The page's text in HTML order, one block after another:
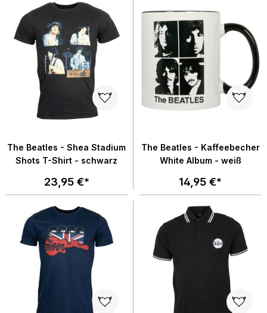
The Beatles - Shea Stadium
Shots T-Shirt - schwarz
23,95 €*
The Beatles - Kaffeebecher
White Album - weiß
14,95 €*